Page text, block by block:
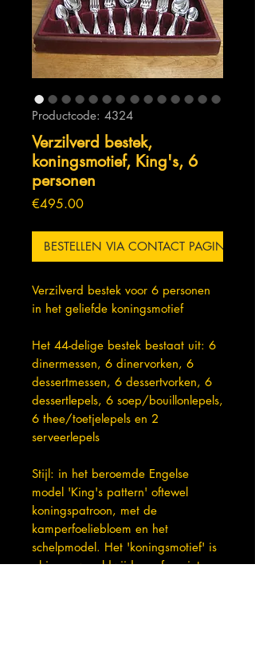
Productcode: 4324
Verzilverd bestek,
koningsmotief, King's, 6
personen
€495.00Prijs
BESTELLEN VIA CONTACT PAGINA
Verzilverd bestek voor 6 personen
in het geliefde koningsmotief
Het 44-delige bestek bestaat uit: 6
dinermessen, 6 dinervorken, 6
dessertmessen, 6 dessertvorken, 6
dessertlepels, 6 soep/bouillonlepels,
6 thee/toetjelepels en 2
serveerlepels
Stijl: in het beroemde Engelse
model 'King's pattern' oftewel
koningspatroon, met de
kamperfoeliebloem en het
schelpmodel. Het 'koningsmotief' is
al jaren wereldwijd een favoriet.